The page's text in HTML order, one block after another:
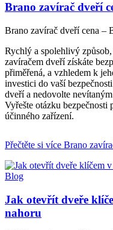
Brano zavírač dveří
Brano zavírač dveří cena –
Rychlý a spolehlivý
zavíračem dveří získáte
přiměřená, a vzhledem k
investici do vaší
dveří a nedovolte
Vyřešte otázku bezpečnosti
účinného zařízení.
Přečtěte si více Brano
Blog
Jak otevřít dveře
nahoru